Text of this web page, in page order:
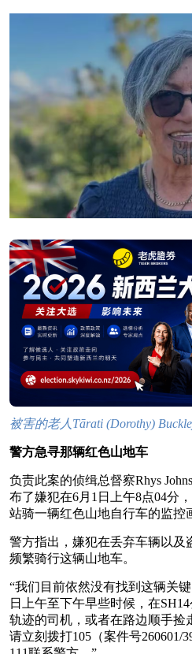
被害的老人Tārati (Dorothy)
警方急寻那辆红色山地车
负责此案的侦缉总督察Rhys
布了嫌犯在6月1日上午8点04分
站骑一辆红色山地自行车的监控
警方指出，嫌犯在丢弃车辆以及
频繁骑行这辆山地车。
“我们目前依然没有找到这辆关
日上午至下午早些时候，在
轨迹的司机，或者在路边顺手捡
请立刻拨打105（案件号260601/